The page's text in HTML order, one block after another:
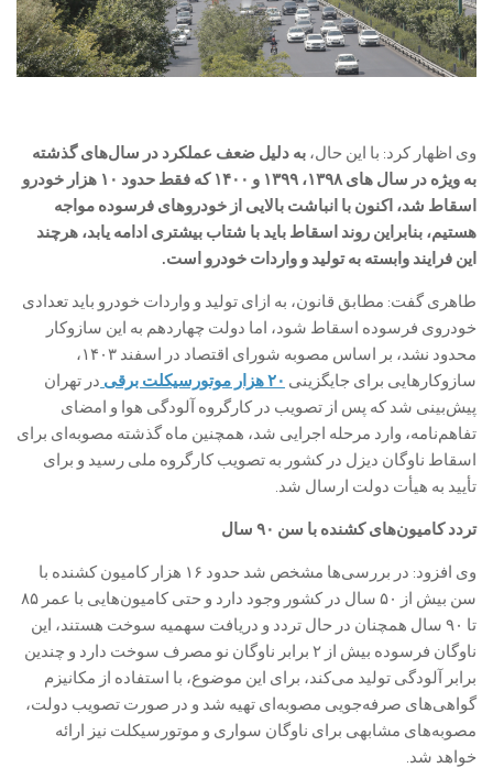
وی اظهار کرد: با این حال، به دلیل ضعف عملکرد در سال‌های گذشته
به‌ ویژه در سال های ۱۳۹۸، ۱۳۹۹ و ۱۴۰۰ که فقط حدود ۱۰ هزار خودرو
اسقاط شد، اکنون با انباشت بالایی از خودروهای فرسوده مواجه
هستیم، بنابراین روند اسقاط باید با شتاب بیشتری ادامه یابد، هرچند
این فرایند وابسته به تولید و واردات خودرو است.
طاهری گفت: مطابق قانون، به ازای تولید و واردات خودرو باید تعدادی
خودروی فرسوده اسقاط شود، اما دولت چهاردهم به این سازوکار
محدود نشد، بر اساس مصوبه شورای اقتصاد در اسفند ۱۴۰۳،
سازوکارهایی برای جایگزینی ۲۰ هزار موتورسیکلت برقی
در تهران
پیش‌بینی شد که پس از تصویب در کارگروه آلودگی هوا و امضای
تفاهم‌نامه، وارد مرحله اجرایی شد، همچنین ماه گذشته مصوبه‌ای برای
اسقاط ناوگان دیزل در کشور به تصویب کارگروه ملی رسید و برای
تأیید به هیأت دولت ارسال شد.
تردد کامیون‌های کشنده با سن ۹۰ سال
وی افزود: در بررسی‌ها مشخص شد حدود ۱۶ هزار کامیون کشنده با
سن بیش از ۵۰ سال در کشور وجود دارد و حتی کامیون‌هایی با عمر ۸۵
تا ۹۰ سال همچنان در حال تردد و دریافت سهمیه سوخت هستند، این
ناوگان فرسوده بیش از ۲ برابر ناوگان نو مصرف سوخت دارد و چندین
برابر آلودگی تولید می‌کند، برای این موضوع، با استفاده از مکانیزم
گواهی‌های صرفه‌جویی مصوبه‌ای تهیه شد و در صورت تصویب دولت،
مصوبه‌های مشابهی برای ناوگان سواری و موتورسیکلت نیز ارائه
خواهد شد.